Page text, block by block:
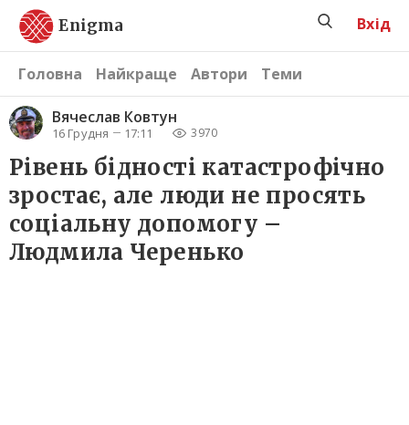
Enigma
Головна Найкраще Автори Теми
Вхід
Вячеслав Ковтун
16 Грудня 17:11 3970
Рівень бідності катастрофічно
зростає, але люди не просять
соціальну допомогу –
Людмила Черенько